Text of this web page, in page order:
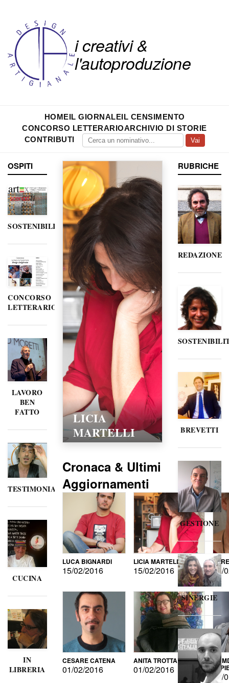
i creativi &
l'autoproduzione
HOMEIL GIORNALEIL CENSIMENTO
CONCORSO LETTERARIOARCHIVIO DI STORIE
CONTRIBUTI
Vai
OSPITI
SOSTENIBILITÀ
CONCORSO
LETTERARIO
LAVORO
BEN
FATTO
TESTIMONIANZE
CUCINA
IN
LIBRERIA
LICIA
MARTELLI
Cronaca & Ultimi
Aggiornamenti
LUCA BIGNARDI
15/02/2016
LICIA MARTELLI
15/02/2016 15/
CESARE CATENA
01/02/2016
ANITA TROTTA
01/02/2016 DI
15/
RUBRICHE
REDAZIONE
BREVETTI
GESTIONE
SINERGIE